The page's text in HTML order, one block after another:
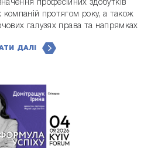
професійних здобутків
компаній протягом року, а також
галузях права та напрямках
ДАЛІ